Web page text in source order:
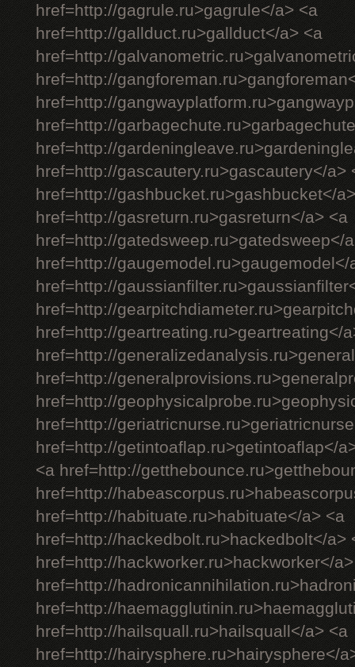
href=http://gagrule.ru>gagrule</a> <a
href=http://gallduct.ru>gallduct</a> <a
href=http://
href=http://
href=http://
href=http://
href=http://
href=http://gascautery.ru>gascautery</a>
href=http://gashbucket.ru>gashbucket</
href=http://gasreturn.ru>gasreturn</a> <a
href=http://gatedsweep.ru>gatedsweep</
href=http://gaugemodel.ru>gaugemodel</
href=http://
href=http://
href=http://geartreating.ru>geartreating</
href=http://
href=http://
href=http://
href=http://
href=http://getintoaflap.ru>getintoaflap</
<a href=http://
href=http://
href=http://habituate.ru>habituate</a> <a
href=http://hackedbolt.ru>hackedbolt</a>
href=http://hackworker.ru>hackworker</
href=http://
href=http://
href=http://hailsquall.ru>hailsquall</a> <a
href=http://hairysphere.ru>hairysphere</